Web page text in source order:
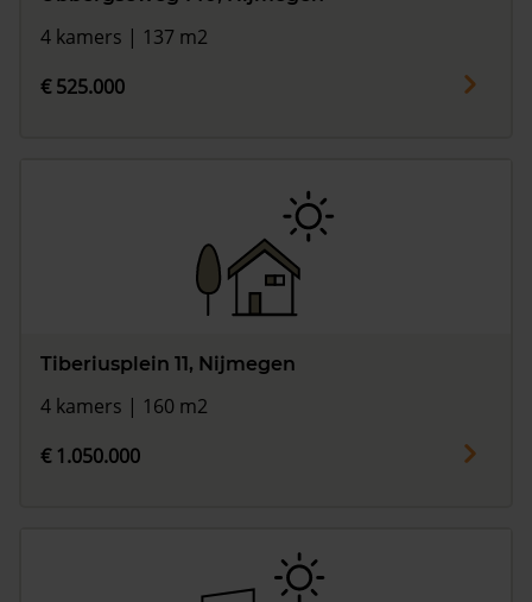
4 kamers | 137 m2
€ 525.000
Tiberiusplein 11, Nijmegen
4 kamers | 160 m2
€ 1.050.000